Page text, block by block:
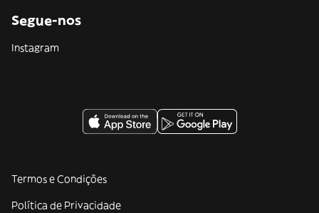
Segue-nos
Instagram
Termos e Condições
Política de Privacidade